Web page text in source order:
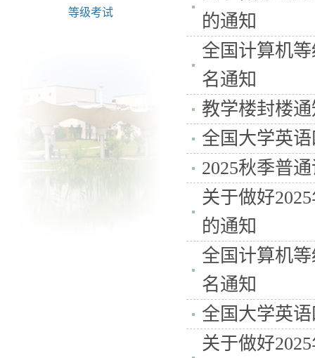
等级考试
的通知
全国计算机
名通知
教学楼封楼
全国大学英
2025秋季普
关于做好
的通知
全国计算机
名通知
全国大学英
关于做好